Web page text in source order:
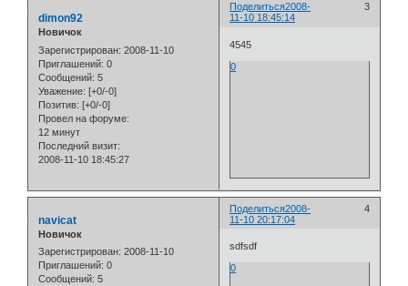
Поделиться 3
2008-
11-10 18:45:14
dimon92
Новичок
Зарегистрирован: 2008-11-10
Приглашений: 0
Сообщений: 5
Уважение: [+0/-0]
Позитив: [+0/-0]
Провел на форуме:
12 минут
Последний визит:
2008-11-10 18:45:27
4545
0
Поделиться 4
2008-
11-10 20:17:04
navicat
Новичок
Зарегистрирован: 2008-11-10
Приглашений: 0
Сообщений: 5
sdfsdf
0